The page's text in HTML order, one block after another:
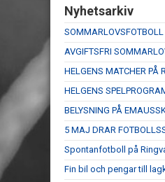
Nyhetsarkiv
AVGIFTSFRI
HELGENS MATCHER PÅ
HELGENS
BELYSNING PÅ
5 MAJ DRAR
Spontanfotboll på
Fin bil och pengar till